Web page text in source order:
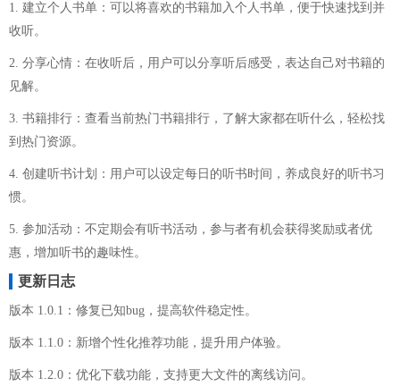
1. 建立个人书单：可以将喜欢的书籍加入个人书单，便于快速找到并
收听。
2. 分享心情：在收听后，用户可以分享听后感受，表达自己对书籍的
见解。
3. 书籍排行：查看当前热门书籍排行，了解大家都在听什么，轻松找
到热门资源。
4. 创建听书计划：用户可以设定每日的听书时间，养成良好的听书习
惯。
5. 参加活动：不定期会有听书活动，参与者有机会获得奖励或者优
惠，增加听书的趣味性。
更新日志
版本 1.0.1：修复已知bug，提高软件稳定性。
版本 1.1.0：新增个性化推荐功能，提升用户体验。
版本 1.2.0：优化下载功能，支持更大文件的离线访问。